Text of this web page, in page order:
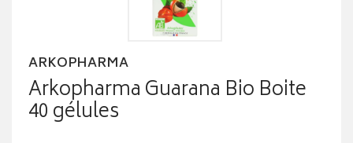
ARKOPHARMA
Arkopharma Guarana Bio Boite
40 gélules